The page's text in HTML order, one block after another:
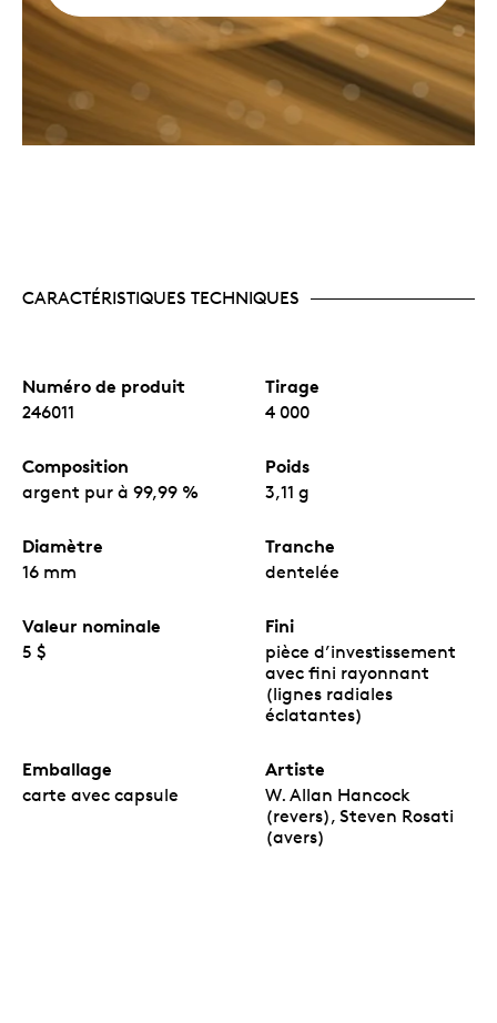
CARACTÉRISTIQUES TECHNIQUES
Numéro de produit
246011
Tirage
4 000
Composition
argent pur à 99,99 %
Poids
3,11 g
Diamètre
16 mm
Tranche
dentelée
Valeur nominale
5 $
Fini
pièce d’investissement
avec fini rayonnant
(lignes radiales
éclatantes)
Emballage
carte avec capsule
Artiste
W. Allan Hancock
(revers), Steven Rosati
(avers)